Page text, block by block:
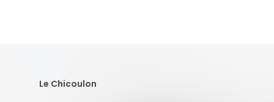
Le Chicoulon